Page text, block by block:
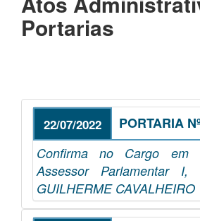
Portarias
22/07/2022 PORTARIA
Confirma no Cargo em
Assessor Parlamentar
GUILHERME CAVALHEIRO